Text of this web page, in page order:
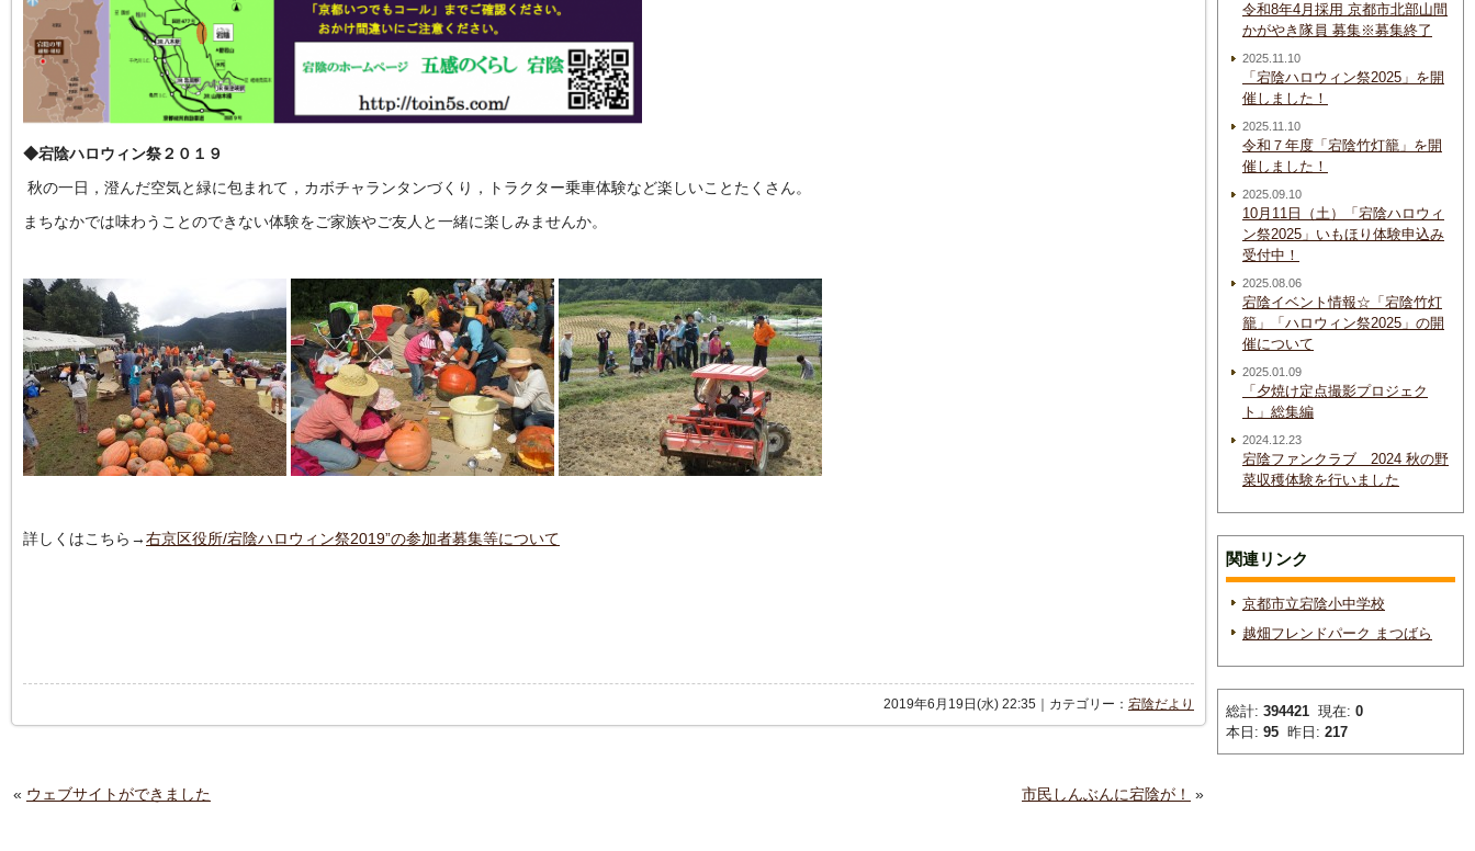
◆宕陰ハロウィン祭２０１９
秋の一日，澄んだ空気と緑に包まれて，カボチャランタンづくり，トラクター乗車体験など楽しいことたくさん。
まちなかでは味わうことのできない体験をご家族やご友人と一緒に楽しみませんか。
詳しくはこちら→右京区役所/宕陰ハロウィン祭2019”の参加者募集等について
2019年6月19日(水) 22:35｜カテゴリー： 宕陰だより
« ウェブサイトができました 市民しんぶんに宕陰が！ »
令和8年4月採用 京都市北部山間
かがやき隊員 募集※募集終了
2025.11.10
「宕陰ハロウィン祭2025」を開
催しました！
2025.11.10
令和７年度「宕陰竹灯籠」を開
催しました！
2025.09.10
10月11日（土）「宕陰ハロウィ
ン祭2025」いもほり体験申込み
受付中！
2025.08.06
宕陰イベント情報☆「宕陰竹灯
籠」「ハロウィン祭2025」の開
催について
2025.01.09
「夕焼け定点撮影プロジェク
ト」総集編
2024.12.23
宕陰ファンクラブ 2024 秋の野
菜収穫体験を行いました
関連リンク
京都市立宕陰小中学校
越畑フレンドパーク まつばら
総計: 394421 現在: 0
本日: 95 昨日: 217